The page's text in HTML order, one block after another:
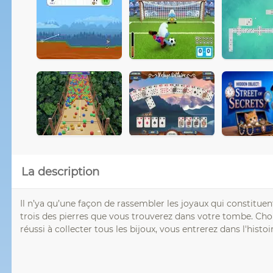
La description
Il n’ya qu’une façon de rassembler les joyaux qui
trois des pierres que vous trouverez dans votre tombe.
réussi à collecter tous les bijoux, vous entrerez dans